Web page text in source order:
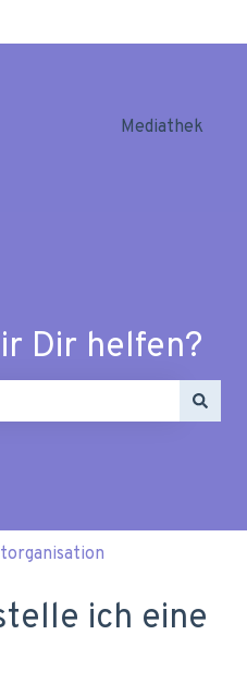
anzeigen
Mediathek
Dir helfen?
ich eine